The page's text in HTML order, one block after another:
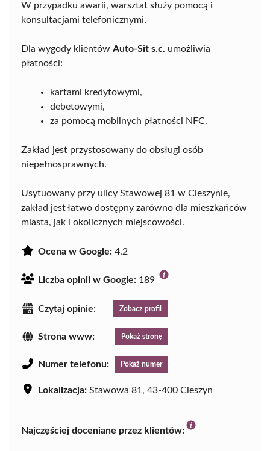
W przypadku awarii, warsztat służy pomocą i
konsultacjami telefonicznymi.
Dla wygody klientów Auto-Sit s.c. umożliwia
płatności:
kartami kredytowymi,
debetowymi,
za pomocą mobilnych płatności NFC.
Zakład jest przystosowany do obsługi osób
niepełnosprawnych.
Usytuowany przy ulicy Stawowej 81 w Cieszynie,
zakład jest łatwo dostępny zarówno dla mieszkańców
miasta, jak i okolicznych miejscowości.
Ocena w Google: 4.2
Liczba opinii w Google: 189
Czytaj opinie: Zobacz profil
Strona www: Pokaż stronę
Numer telefonu: Pokaż numer
Lokalizacja: Stawowa 81, 43-400 Cieszyn
Najczęściej doceniane przez klientów: